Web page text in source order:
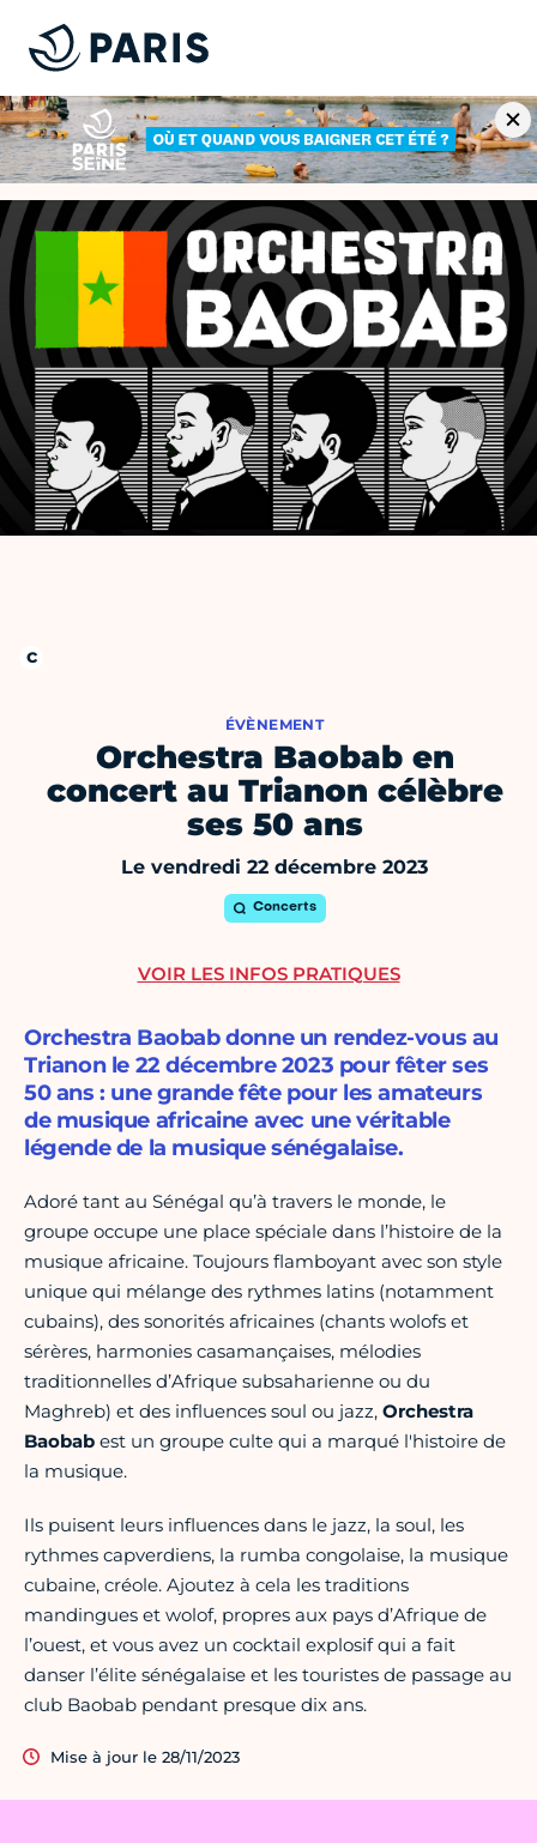
ÉVÈNEMENT
Orchestra Baobab en
concert au Trianon célèbre
ses 50 ans
Le vendredi 22 décembre 2023
Concerts
Orchestra Baobab donne un rendez-vous au
Trianon le 22 décembre 2023 pour fêter ses
50 ans : une grande fête pour les amateurs
de musique africaine avec une véritable
légende de la musique sénégalaise.
Adoré tant au Sénégal qu’à travers le monde, le
groupe occupe une place spéciale dans l’histoire de la
musique africaine. Toujours flamboyant avec son style
unique qui mélange des rythmes latins (notamment
cubains), des sonorités africaines (chants wolofs et
sérères, harmonies casamançaises, mélodies
traditionnelles d’Afrique subsaharienne ou du
Maghreb) et des influences soul ou jazz, Orchestra
Baobab est un groupe culte qui a marqué l'histoire de
la musique.
Ils puisent leurs influences dans le jazz, la soul, les
rythmes capverdiens, la rumba congolaise, la musique
cubaine, créole. Ajoutez à cela les traditions
mandingues et wolof, propres aux pays d’Afrique de
l’ouest, et vous avez un cocktail explosif qui a fait
danser l’élite sénégalaise et les touristes de passage au
club Baobab pendant presque dix ans.
Mise à jour le 28/11/2023
VOIR LES INFOS PRATIQUES